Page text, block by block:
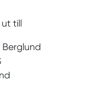
ut till